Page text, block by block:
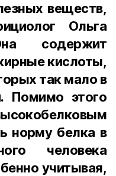
веществ,
Ольга
содержит
кислоты,
так мало в
Помимо этого
норму белка в
человека
учитывая,